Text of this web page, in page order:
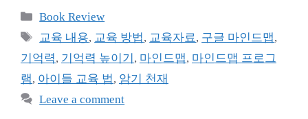
Categories
Book Review
Tags
교육 내용, 교육 방법, 교육자료, 구글 마인드맵,
기억력, 기억력 높이기 , 마인드맵, 마인드맵 프로그
램, 아이들 교육 법, 암기 천재
Leave a comment